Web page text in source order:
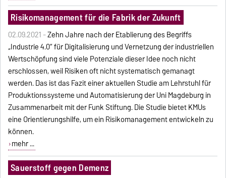
Risikomanagement für die Fabrik der Zukunft
02.09.2021 -Zehn Jahre nach der Etablierung des Begriffs
„Industrie 4.0“ für Digitalisierung und Vernetzung der industriellen
Wertschöpfung sind viele Potenziale dieser Idee noch nicht
erschlossen, weil Risiken oft nicht systematisch gemanagt
werden. Das ist das Fazit einer aktuellen Studie am Lehrstuhl für
Produktionssysteme und Automatisierung der Uni Magdeburg in
Zusammenarbeit mit der Funk Stiftung. Die Studie bietet KMUs
eine Orientierungshilfe, um ein Risikomanagement entwickeln zu
können.
mehr ...
Sauerstoff gegen Demenz